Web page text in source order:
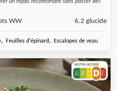
un repas réconfortant sans passer des
WW 6.2 glucide
, Feuilles d'épinard, Escalopes de veau